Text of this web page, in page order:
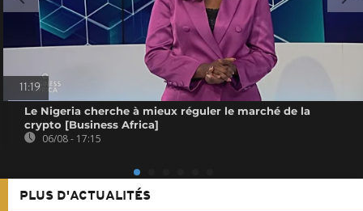
11:19
Le Nigeria cherche à mieux réguler le marché de la
crypto [Business Africa]
06/08 - 17:15
PLUS D'ACTUALITÉS